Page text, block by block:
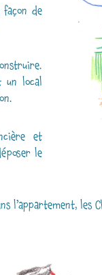
de
un local
et
le
l’appartement, les